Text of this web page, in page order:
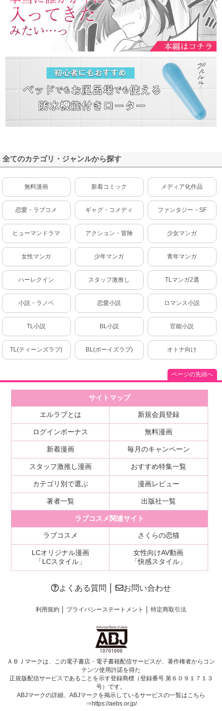
全てのカテゴリ・ジャンルから探す
無料漫画 新着コミック メディア化作品
恋愛・ラブコメ ギャグ・コメディ ファンタジー・SF
ヒューマンドラマ アクション・冒険 少女マンガ
女性マンガ 少年マンガ 青年マンガ
ハーレクイン スタッフ激推し TLマンガ2選
小説・ラノベ 恋愛小説 ロマンス小説
TL小説 BL小説 官能小説
TL(ティーンズラブ) BL(ボーイズラブ) オトナ向け
ページの先頭へ
サイトマップ
エルラブとは 新規会員登録
ログインボーナス 無料漫画
新着漫画 毎月のキャンペーン
スタッフ激推し漫画 おすすめ特集一覧
カテゴリ別で選ぶ 漫画レビュー
著者一覧 出版社一覧
ラブコスメ関連サイト
ラブコスメ さくらの恋猫
LCオリジナル漫画
「LCスタイル」
女性向けAV動画
「快感スタイル」
よくある質問 お問い合わせ
利用規約│ プライバシーステートメント 特定商取引法
ＡＢＪマークは、この電子書店・電子書籍配信サービスが、著作権者からコン
テンツ使用許諾を得た
正規版配信サービスであることを示す登録商標（登録番号 第６０９１７１３
号）です。
ABJマークの詳細、ABJマークを掲示しているサービスの一覧はこちら
⇒https://aebs.or.jp/